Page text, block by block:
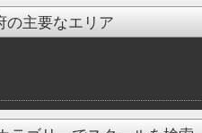
の主要なエリア